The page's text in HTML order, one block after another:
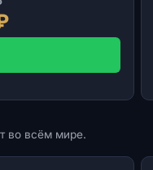
во всём мире.